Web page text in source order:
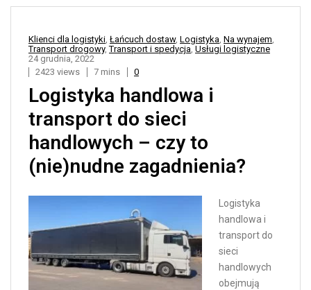
Klienci dla logistyki, Łańcuch dostaw, Logistyka, Na wynajem,
Transport drogowy,Transport i spedycja, Usługi logistyczne
24 grudnia, 2022
2423 views
7 mins 0
Logistyka handlowa i
transport do sieci
handlowych – czy to
(nie)nudne zagadnienia?
Logistyka
handlowa i
transport do
sieci
handlowych
obejmują